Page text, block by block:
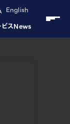
スNews
English